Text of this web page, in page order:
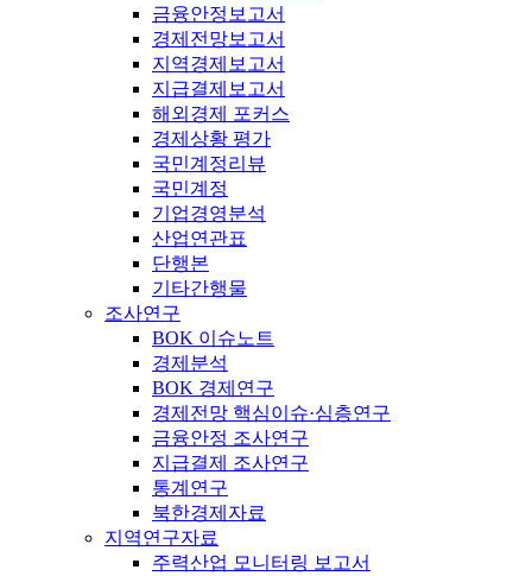
금융안정보고서
경제전망보고서
지역경제보고서
지급결제보고서
해외경제 포커스
경제상황 평가
국민계정리뷰
국민계정
기업경영분석
산업연관표
단행본
기타간행물
조사연구
BOK 이슈노트
경제분석
BOK 경제연구
경제전망 핵심이슈·심층연구
금융안정 조사연구
지급결제 조사연구
통계연구
북한경제자료
지역연구자료
주력산업 모니터링 보고서